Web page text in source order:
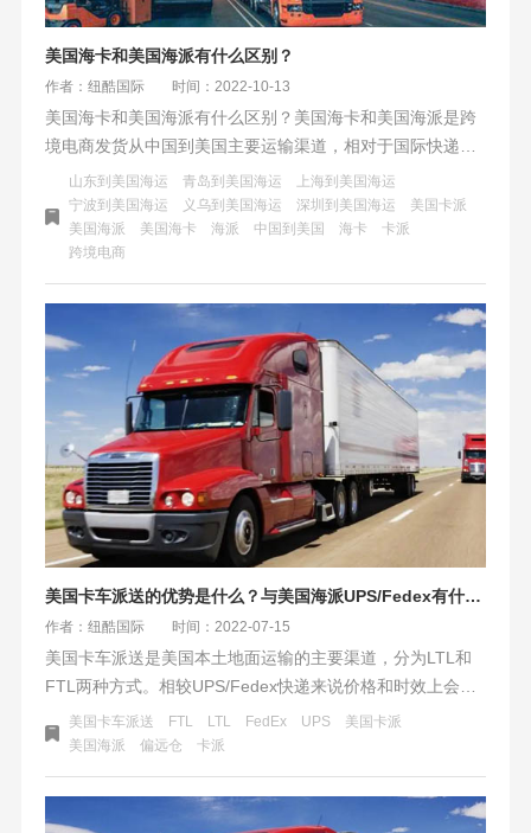
美国海卡和美国海派有什么区别？
作者：纽酷国际 时间：2022-10-13
美国海卡和美国海派有什么区别？美国海卡和美国海派是跨
境电商发货从中国到美国主要运输渠道，相对于国际快递和
美国空运有价格的优势。适合货量较大，体积、重量大，时
效相对没这么紧急的货物运输。美国海卡和海派都是美国海
运的其中一种方式，它们有什么区别？以上时效以纽酷国际
美国海卡为参考，海卡本来就是纽酷国际的优势，整体时效
要比市面上其他公布的要快一些。纽酷国际物流供应链没有
说整体优化到极致，但能优化的环节都力争完美。可以看出
美西和部分美中FBA仓库几乎与海派时效持平，旺季更是比
海派更可靠。
山东到美国海运 青岛到美国海运
上海到美国海运
宁波到美国海运
义乌到美国海运 深圳到美国海运
美国卡派
美国海派
美国海卡 海派 中国到美国 海卡
卡派
跨境电商
美国卡车派送的优势是什么？与美国海派UPS/Fedex有什么不同？
作者：纽酷国际 时间：2022-07-15
美国卡车派送是美国本土地面运输的主要渠道，分为LTL和
FTL两种方式。相较UPS/Fedex快递来说价格和时效上会有
优势。美国卡车派送属于美国尾程的重要派送方式，在美国
清关完成后，拖柜到美国海外仓拆柜、分拣后由本地卡车派
美国卡车派送 FTL LTL FedEx UPS
美国卡派
美国海派
偏远仓 卡派